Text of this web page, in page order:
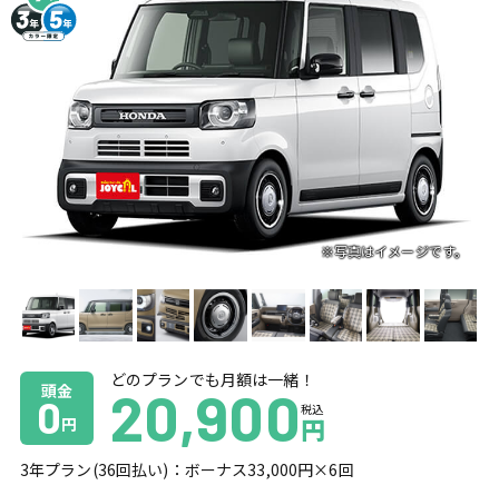
頭金
0円
どのプランでも月額は一緒！
20,900 税込
円
3年プラン(36回払い)：ボーナス33,000円×6回